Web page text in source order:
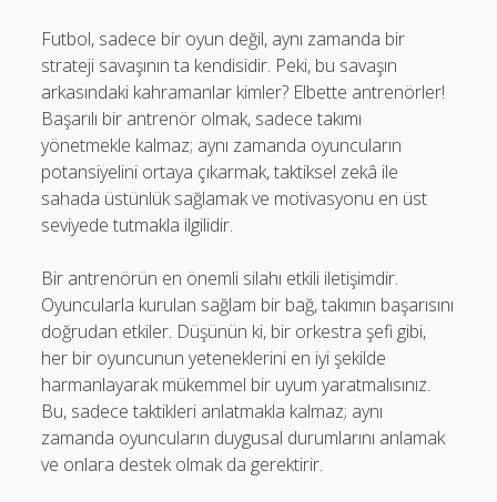
Futbol, sadece bir oyun değil, aynı zamanda bir
strateji savaşının ta kendisidir. Peki, bu savaşın
arkasındaki kahramanlar kimler? Elbette antrenörler!
Başarılı bir antrenör olmak, sadece takımı
yönetmekle kalmaz; aynı zamanda oyuncuların
potansiyelini ortaya çıkarmak, taktiksel zekâ ile
sahada üstünlük sağlamak ve motivasyonu en üst
seviyede tutmakla ilgilidir.
Bir antrenörün en önemli silahı etkili iletişimdir.
Oyuncularla kurulan sağlam bir bağ, takımın başarısını
doğrudan etkiler. Düşünün ki, bir orkestra şefi gibi,
her bir oyuncunun yeteneklerini en iyi şekilde
harmanlayarak mükemmel bir uyum yaratmalısınız.
Bu, sadece taktikleri anlatmakla kalmaz; aynı
zamanda oyuncuların duygusal durumlarını anlamak
ve onlara destek olmak da gerektirir.